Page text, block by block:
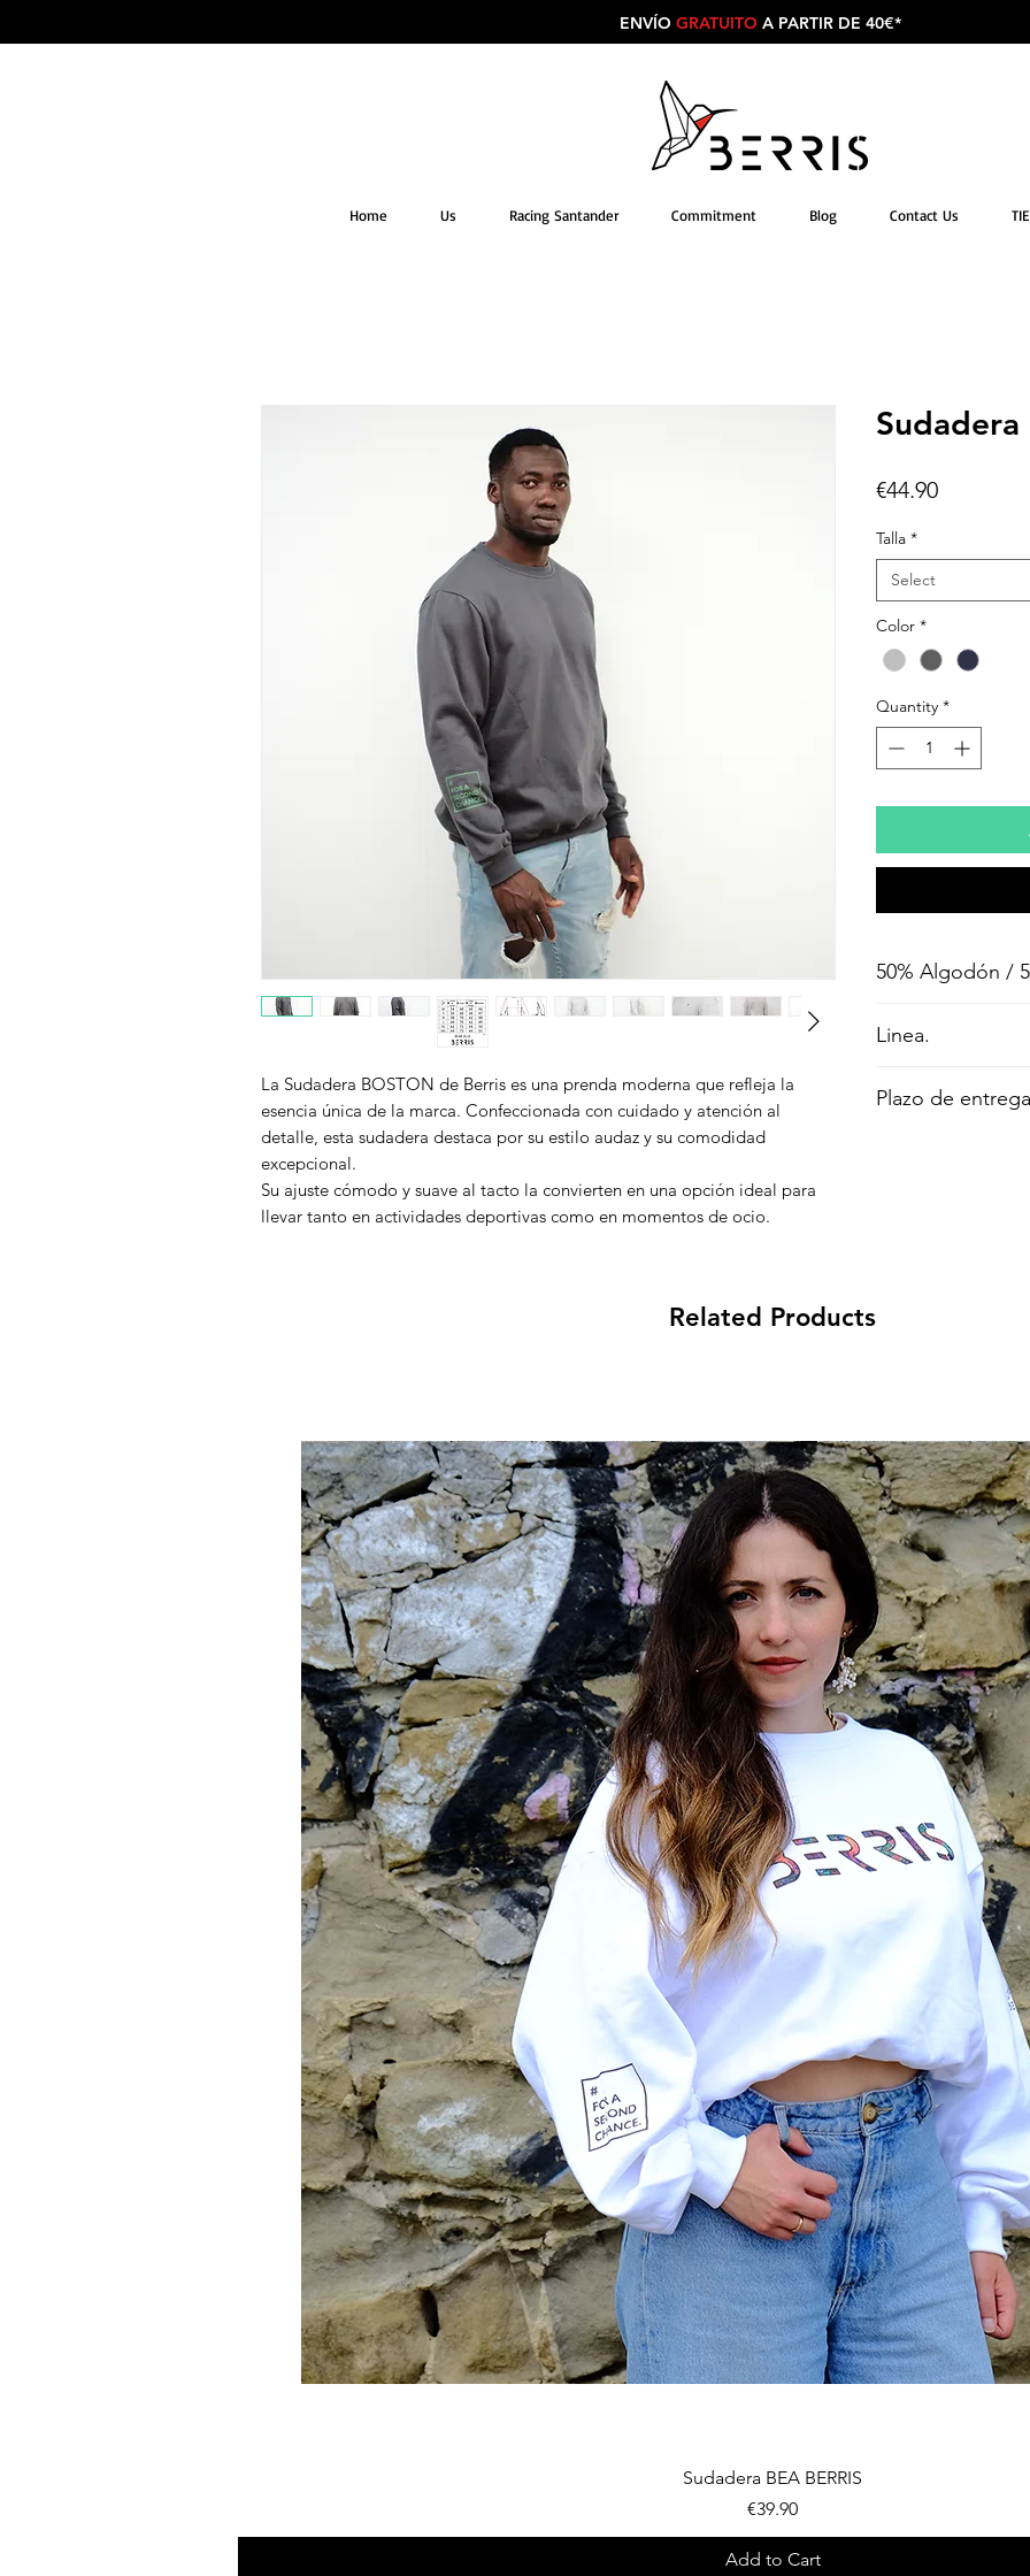
ENVÍO GRATUITO A PARTIR DE 40€*
Home Us Racing Santander Commitment Blog Contact Us
La Sudadera BOSTON de Berris es una prenda moderna que refleja la
esencia única de la marca. Confeccionada con cuidado y atención al
detalle, esta sudadera destaca por su estilo audaz y su comodidad
excepcional.
Su ajuste cómodo y suave al tacto la convierten en una opción ideal para
llevar tanto en actividades deportivas como en momentos de ocio.
Sudadera
€44.90Price
Talla *
Select
Color *
Quantity *
50% Algodón /
50% Poliéster
Lavar y planchar al
Linea.
Si quieres
Plazo de
Related Products
Quick View
Sudadera BEA BERRIS
Price
€39.90
Add to Cart